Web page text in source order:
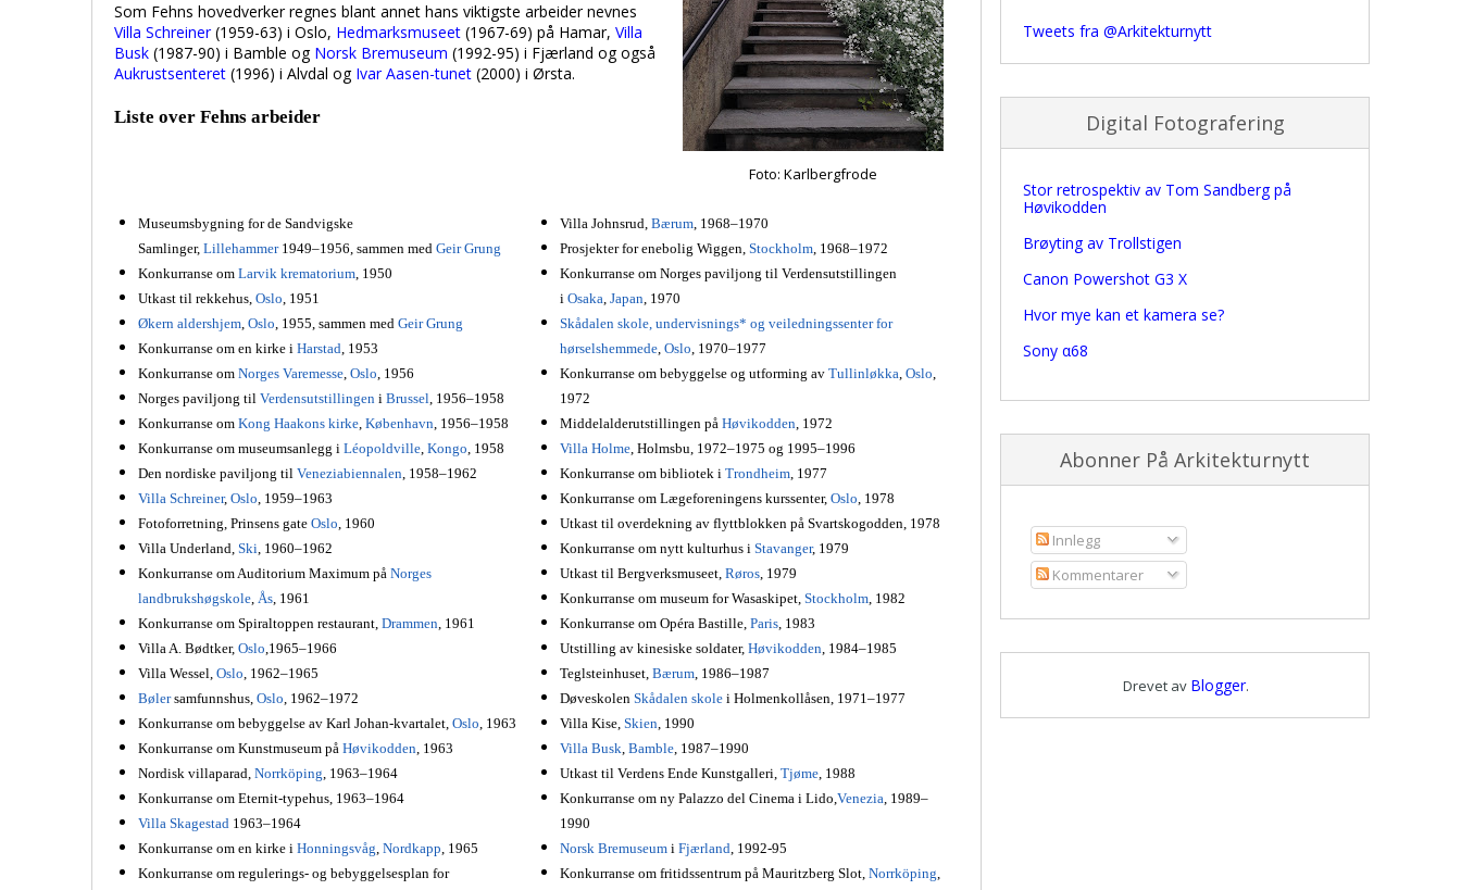
Foto: Karlbergfrode
Som Fehns hovedverker regnes blant annet hans viktigste arbeider nevnes
Villa Schreiner(1959-63) i Oslo, Hedmarksmuseet (1967-69) på Hamar, Villa
Busk (1987-90) i Bamble og Norsk Bremuseum (1992-95) i Fjærland og også
Aukrustsenteret (1996) i Alvdal og Ivar Aasen-tunet (2000) i Ørsta.
Liste over Fehns arbeider
Museumsbygning for de Sandvigske
Samlinger,Lillehammer1949–1956, sammen medGeir Grung
Konkurranse omLarvik krematorium , 1950
Utkast til rekkehus,Oslo , 1951
Økern aldershjem ,Oslo , 1955, sammen medGeir Grung
Konkurranse om en kirke iHarstad , 1953
Konkurranse omNorges Varemesse ,Oslo , 1956
Norges paviljong tilVerdensutstillingen iBrussel , 1956–1958
Konkurranse omKong Haakons kirke ,København , 1956–1958
Konkurranse om museumsanlegg iLéopoldville ,Kongo , 1958
Den nordiske paviljong tilVeneziabiennalen , 1958–1962
Villa Schreiner,Oslo , 1959–1963
Fotoforretning, Prinsens gateOslo , 1960
Villa Underland,Ski , 1960–1962
Konkurranse om Auditorium Maximum påNorges
landbrukshøgskole Ås , 1961
Konkurranse om Spiraltoppen restaurant,Drammen , 1961
Villa A. Bødtker,Oslo ,1965–1966
Villa Wessel,Oslo , 1962–1965
Bølersamfunnshus,Oslo , 1962–1972
Konkurranse om bebyggelse av Karl Johan-kvartalet,Oslo , 1963
Konkurranse om Kunstmuseum påHøvikodden , 1963
Nordisk villaparad,Norrköping , 1963–1964
Konkurranse om Eternit-typehus, 1963–1964
Villa Skagestad 1963–1964
Konkurranse om en kirke iHonningsvåg ,Nordkapp , 1965
Konkurranse om regulerings- og bebyggelsesplan for
Villa Johnsrud,Bærum , 1968–1970
Prosjekter for enebolig Wiggen,Stockholm , 1968–1972
Konkurranse om Norges paviljong til Verdensutstillingen
iOsaka ,Japan , 1970
Skådalen skole, undervisnings* og veiledningssenter for
hørselshemmede ,Oslo , 1970–1977
Konkurranse om bebyggelse og utforming avTullinløkka ,Oslo
1972
Middelalderutstillingen påHøvikodden , 1972
Villa Holme , Holmsbu, 1972–1975 og 1995–1996
Konkurranse om bibliotek iTrondheim , 1977
Konkurranse om Lægeforeningens kurssenter,Oslo , 1978
Utkast til overdekning av flyttblokken på Svartskogodden, 1978
Konkurranse om nytt kulturhus iStavanger, 1979
Utkast til Bergverksmuseet,Røros , 1979
Konkurranse om museum for Wasaskipet,Stockholm , 1982
Konkurranse om Opéra Bastille,Paris , 1983
Utstilling av kinesiske soldater,Høvikodden , 1984–1985
Teglsteinhuset,Bærum , 1986–1987
DøveskolenSkådalen skole i Holmenkollåsen, 1971–1977
Villa Kise,Skien , 1990
Villa Busk ,Bamble , 1987–1990
Utkast til Verdens Ende Kunstgalleri,Tjøme , 1988
Konkurranse om ny Palazzo del Cinema i Lido,Venezia , 1989–
1990
Norsk Bremuseum iFjærland , 1992-95
Konkurranse om fritidssentrum på Mauritzberg Slot,Norrköping
Tweets fra @Arkitekturnytt
Digital Fotografering
Stor retrospektiv av Tom Sandberg på
Høvikodden
Brøyting av Trollstigen
Canon Powershot G3 X
Hvor mye kan et kamera se?
Sony α68
Abonner På Arkitekturnytt
Innlegg
Kommentarer
Drevet av Blogger.